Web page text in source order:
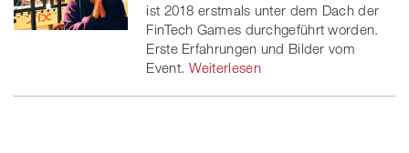
ist 2018 erstmals unter dem Dach der
FinTech Games durchgeführt worden.
Erste Erfahrungen und Bilder vom
Event. Weiterlesen